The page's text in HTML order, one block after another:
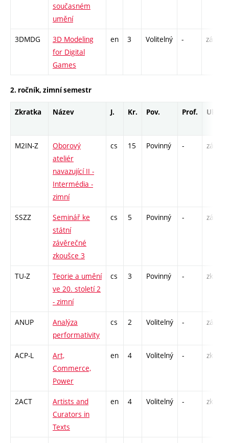
současném
umění
3DMDG
3D Modeling
for Digital
Games
en 3 Volitelný - zá
2. ročník, zimní semestr
Zkratka Název J. Kr. Pov. Prof. Uk.
M2IN-Z
Oborový
ateliér
navazující II -
Intermédia -
zimní
cs 15 Povinný - zá
SSZZ
Seminář ke
státní
závěrečné
zkoušce 3
cs 5 Povinný - zá
TU-Z
Teorie a umění
ve 20. století 2
- zimní
cs 3 Povinný - zk
ANUP
Analýza
performativity
cs 2 Volitelný - zá
ACP-L
Art,
Commerce,
Power
en 4 Volitelný - zk
2ACT
Artists and
Curators in
Texts
en 4 Volitelný - zk